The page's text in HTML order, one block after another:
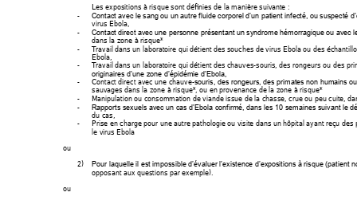
Les expositions à risque sont définies de la manière suivante :
- Contact avec le sang ou un autre fluide corporel d’un patient infecté, ou suspecté
virus Ebola,
- Contact direct avec une personne présentant un syndrome hémorragique ou avec
dans la zone à risque*
- Travail dans un laboratoire qui détient des souches de virus Ebola ou des échanti
Ebola,
- Travail dans un laboratoire qui détient des chauves-souris, des rongeurs ou des
originaires d’une zone d’épidémie d’Ebola,
- Contact direct avec une chauve-souris, des rongeurs, des primates non humains
sauvages dans la zone à risque*, ou en provenance de la zone à risque*
- Manipulation ou consommation de viande issue de la chasse, crue ou peu cuite,
- Rapports sexuels avec un cas d’Ebola confirmé, dans les 10 semaines suivant le
du cas,
- Prise en charge pour une autre pathologie ou visite dans un hôpital ayant reçu des
le virus Ebola
ou
2)
Pour laquelle il est impossible d’évaluer l’existence d’expositions à risque (patient
opposant aux questions par exemple).
ou